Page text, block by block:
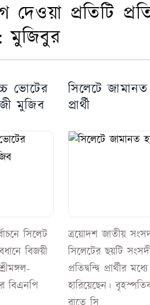
দেওয়া প্রতিটি
মুজিবুর
ভোটের
মুজিব
সিলেট
বিজয়ী
বিএনপি
সিলেটে
প্রার্থী
ত্রয়োদশ জাতীয় সংসদ
সিলেটের ছয়টি
প্রতিদ্বন্দ্বি প্রার্থীর
হারিয়েছেন।